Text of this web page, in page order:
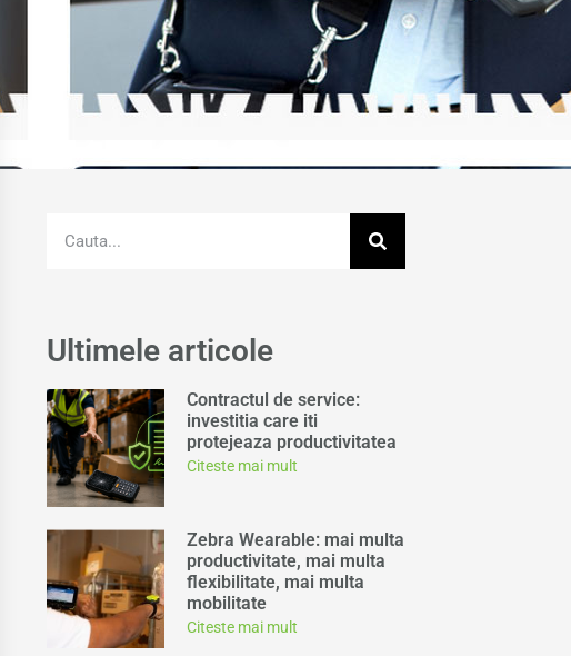
Ultimele articole
Contractul de service:
investitia care iti
protejeaza productivitatea
Citeste mai mult
Zebra Wearable: mai multa
productivitate, mai multa
flexibilitate, mai multa
mobilitate
Citeste mai mult